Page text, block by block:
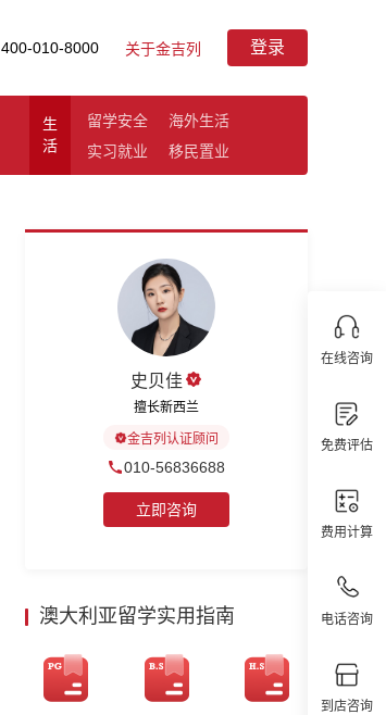
400-010-8000 关于金吉列 登录
生
活
留学安全
海外生活
实习就业
移民置业
在线咨询
免费评估
费用计算
电话咨询
到店咨询
史贝佳
擅长新西兰
金吉列认证顾问
010-56836688
立即咨询
澳大利亚留学实用指南